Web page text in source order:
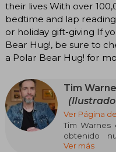
their lives With over
bedtime and lap
or holiday gift-giving If
Bear Hug!, be sure to
a Polar Bear Hug! for
Tim
Ver Página
Tim Warnes
obtenido
cerca de
Ver más